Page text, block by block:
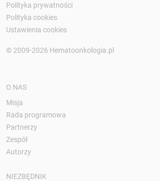
Polityka prywatności
Polityka cookies
Ustawienia cookies
© 2009-2026 Hematoonkologia.pl
O NAS
Misja
Rada programowa
Partnerzy
Zespół
Autorzy
NIEZBĘDNIK